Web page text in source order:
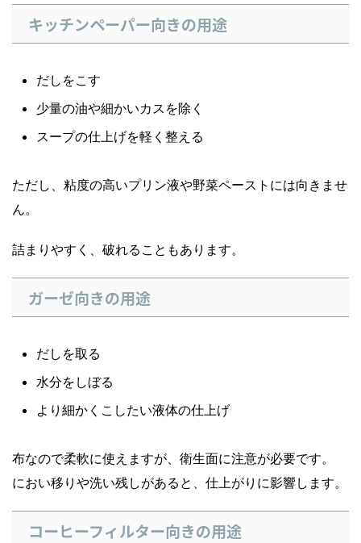
キッチンペーパー向きの用途
だしをこす
少量の油や細かいカスを除く
スープの仕上げを軽く整える
ただし、粘度の高いプリン液や野菜ペーストには向きませ
ん。
詰まりやすく、破れることもあります。
ガーゼ向きの用途
だしを取る
水分をしぼる
より細かくこしたい液体の仕上げ
布なので柔軟に使えますが、衛生面に注意が必要です。
におい移りや洗い残しがあると、仕上がりに影響します。
コーヒーフィルター向きの用途